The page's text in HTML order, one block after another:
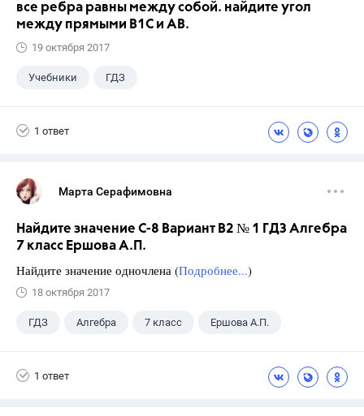
все ребра равны между собой. найдите угол
между прямыми В1С и АВ.
19 октября 2017
Учебники ГДЗ
1 ответ
Марта Серафимовна
Найдите значение С-8 Вариант В2 № 1 ГДЗ Алгебра
7 класс Ершова А.П.
Найдите значение одночлена (Подробнее...)
18 октября 2017
ГДЗ Алгебра 7 класс Ершова А.П.
1 ответ